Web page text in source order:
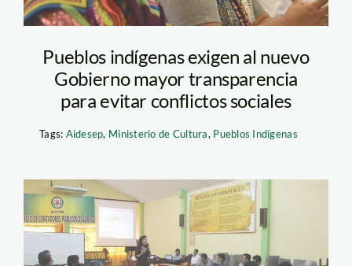
Pueblos indígenas exigen al nuevo
Gobierno mayor transparencia
para evitar conflictos sociales
Tags: Aidesep, Ministerio de Cultura, Pueblos Indígenas
conflcitos – spda